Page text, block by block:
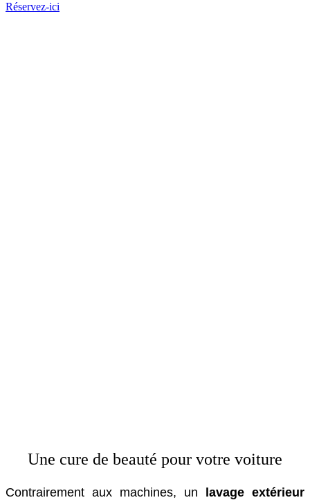
Réservez-ici
Une cure de beauté pour votre voiture
Contrairement aux machines, un lavage extérieur